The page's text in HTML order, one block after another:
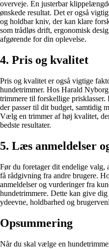
overveje. En justerbar
ønskede resultat. Det er også
og holdbar kniv, der kan klare
som trådløs drift, ergonomisk
afgørende for din oplevelse.
4. Pris og kvalitet
Pris og kvalitet er også vigtige
hundetrimmer. Hos Harald
trimmere til forskellige
der passer til dit budget, samtidig
Vælg en trimmer af høj kvalitet,
bedste resultater.
5. Læs anmeldelser
Før du foretager dit endelige valg,
få rådgivning fra andre brugere.
anmeldelser og vurderinger fra
hundetrimmere. Dette kan give
ydeevne, holdbarhed og
Opsummering
Når du skal vælge en